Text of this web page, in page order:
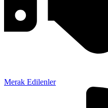
Merak Edilenler